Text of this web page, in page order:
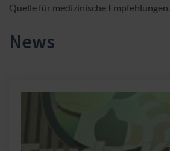
Quelle für medizinische Empfehlungen.
News